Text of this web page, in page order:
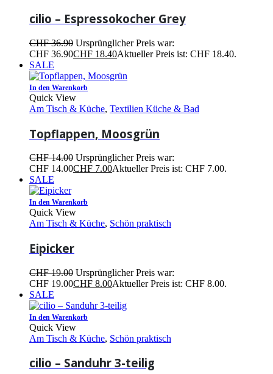
cilio – Espressokocher Grey
CHF36.90 Ursprünglicher Preis war:
CHF 36.90CHF 18.40Aktueller Preis ist: CHF 18.40.
SALE
In den Warenkorb
Quick View
Am Tisch & Küche, Textilien Küche & Bad
Topflappen, Moosgrün
CHF14.00 Ursprünglicher Preis war:
CHF 14.00CHF 7.00Aktueller Preis ist: CHF 7.00.
SALE
In den Warenkorb
Quick View
Am Tisch & Küche, Schön praktisch
Eipicker
CHF19.00 Ursprünglicher Preis war:
CHF 19.00CHF 8.00Aktueller Preis ist: CHF 8.00.
SALE
In den Warenkorb
Quick View
Am Tisch & Küche, Schön praktisch
cilio – Sanduhr 3-teilig